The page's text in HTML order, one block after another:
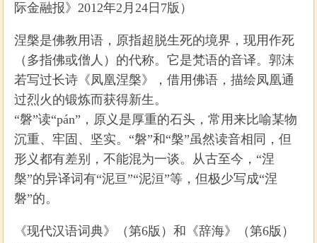
际金融报》2012年2月24日7版）
涅槃是佛教用语，原指超脱生死的境界，现用作死
（多指佛或僧人）的代称。它是梵语的音译。郭沫
若写过长诗《凤凰涅槃》，借用佛语，描绘凤凰通
过烈火的锻炼而获得新生。
“磐”读“pán”，原义是厚重的石头，常用来比喻某物
沉重、牢固、坚实。“磐”和“槃”虽然读音相同，但
形义都有差别，不能混为一谈。从古至今，“涅
槃”的异译词有“泥亘”“泥洹”等，但极少写成“涅
磐”的。
《现代汉语词典》（第6版）和《辞海》（第6版）